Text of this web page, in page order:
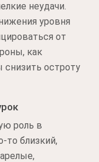
неудачи.
уровня
от
как
остроту
роль в
то близкий,